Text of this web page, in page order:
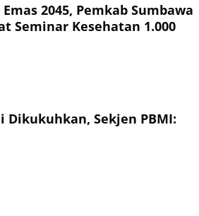
2045, Pemkab Sumbawa
Seminar Kesehatan 1.000
Dikukuhkan, Sekjen PBMI: